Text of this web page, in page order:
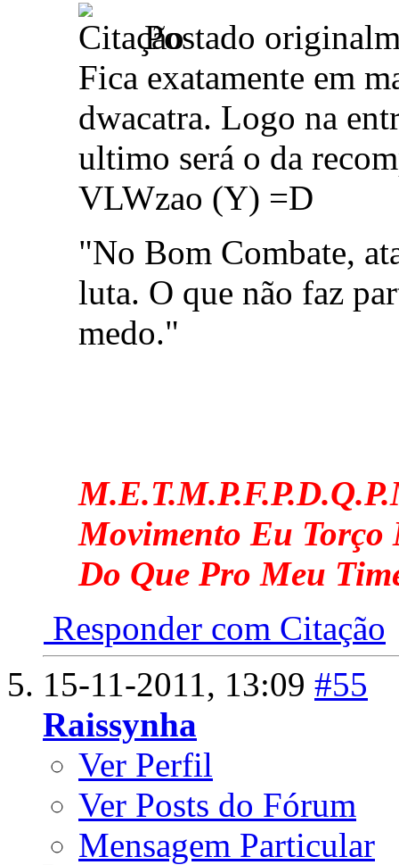
Postado
Fica exatamente em
dwacatra. Logo na
ultimo será o da
VLWzao (Y) =D
"No Bom Combate,
luta. O que não faz
medo."
Movimento Eu
Do Que Pro Meu
Responder com Citação
15-11-2011, 13:09 #55
Raissynha
Ver Perfil
Ver Posts do Fórum
Mensagem Particular